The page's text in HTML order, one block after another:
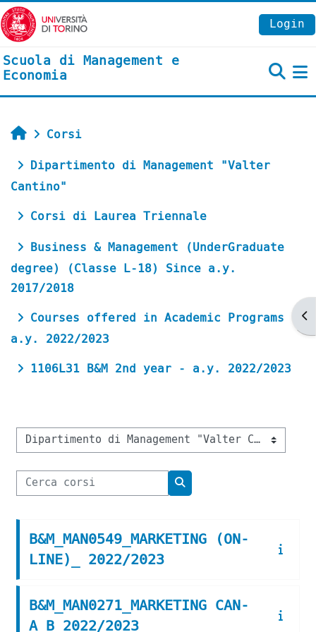
Vai al contenuto principale
Login
Scuola di Management e
Economia
Home
Corsi
Dipartimento di Management "Valter
Cantino"
Corsi di Laurea Triennale
Business & Management (UnderGraduate
degree) (Classe L-18) Since a.y.
2017/2018
Courses offered in Academic Programs -
a.y. 2022/2023
1106L31 B&M 2nd year - a.y. 2022/2023
Categorie di corso
Cerca corsi
Cerca corsi
B&M_MAN0549_MARKETING (ON-
LINE)_ 2022/2023
B&M_MAN0271_MARKETING CAN-
A_B 2022/2023